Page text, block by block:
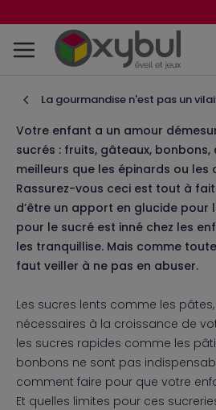
La gourmandise n'est pas un
Votre enfant a un amour
sucrés : fruits, gâteaux, bonbons,
meilleurs que les épinards ou les
Rassurez-vous ceci est tout à
d’être un apport en glucide pour
pour le sucré est inné chez les
les tranquillise. Mais comme
faut veiller à ne pas en abuser.
Les sucres lents comme les
nécessaires à la croissance de
les sucres rapides comme les
bonbons ne sont pas
comment faire pour que votre
Et quelles limites pour ces